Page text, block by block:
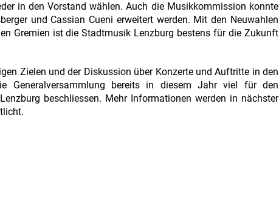
in den Vorstand wählen. Auch die Musikkommission konnte
und Cassian Cueni erweitert werden. Mit den Neuwahlen
Gremien ist die Stadtmusik Lenzburg bestens für die Zukunft
Zielen und der Diskussion über Konzerte und Auftritte in den
Generalversammlung bereits in diesem Jahr viel für den
beschliessen. Mehr Informationen werden in nächster